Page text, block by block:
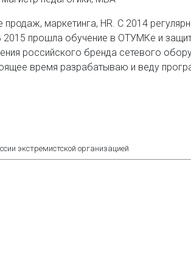
маркетинга, HR. C 2014
прошла обучение в ОТУМКе и
российского бренда сетевого
время разрабатываю и веду
экстремистской организацией